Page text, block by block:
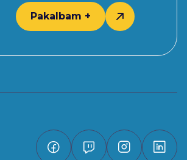
Pakalbam +